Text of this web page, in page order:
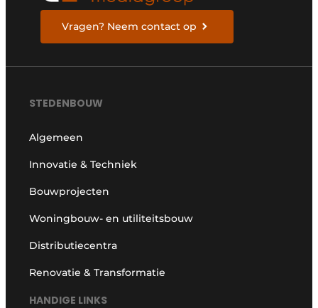
Vragen? Neem contact op
STEDENBOUW
Algemeen
Innovatie & Techniek
Bouwprojecten
Woningbouw- en utiliteitsbouw
Distributiecentra
Renovatie & Transformatie
HANDIGE LINKS